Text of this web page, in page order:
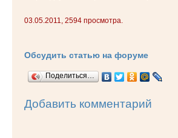
03.05.2011, 2594 просмотра.
Обсудить статью на форуме
Поделиться…
Добавить комментарий